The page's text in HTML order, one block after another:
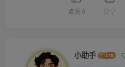
点赞 0 分享
小助手